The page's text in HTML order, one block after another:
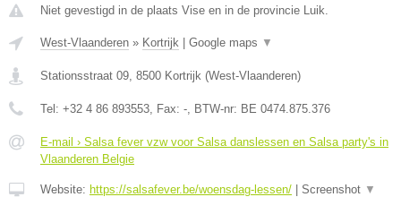
Niet gevestigd in de plaats Vise en in de provincie Luik.
West-Vlaanderen » Kortrijk Google maps ▼
Stationsstraat 09, 8500 Kortrijk (West-Vlaanderen)
Tel: +32 4 86 893553, Fax: -, BTW-nr: BE 0474.875.376
E-mail › Salsa fever vzw voor Salsa danslessen en Salsa party's in
Vlaanderen Belgie
Website: https://salsafever.be/woensdag-lessen/ Screenshot ▼